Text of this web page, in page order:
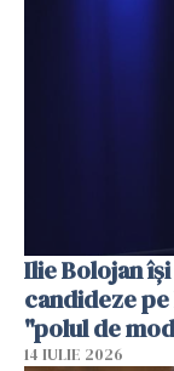
Ilie Bolojan
candideze
"polul de
14 IULIE 2026